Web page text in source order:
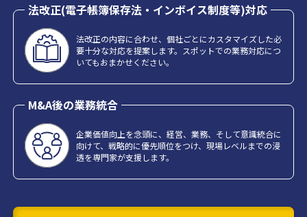
法改正(電子帳簿保存法・インボイス制度等)対応
法改正の内容に合わせ、個社ごとにカスタマイズした必
要十分な対応を提案します。スポットでの業務対応につ
いてもおまかせください。
M&A後の業務統合
企業価値向上を念頭に、経営、業務、そして意識統合に
向けて、戦略的に優先順位をつけ、現場レベルまでの浸
透を専門家が支援します。